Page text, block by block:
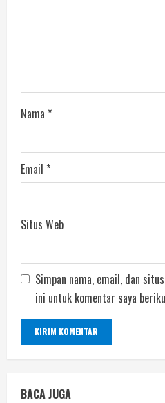
Nama *
Email *
Situs Web
Simpan nama, email, dan
ini untuk komentar saya
BACA JUGA